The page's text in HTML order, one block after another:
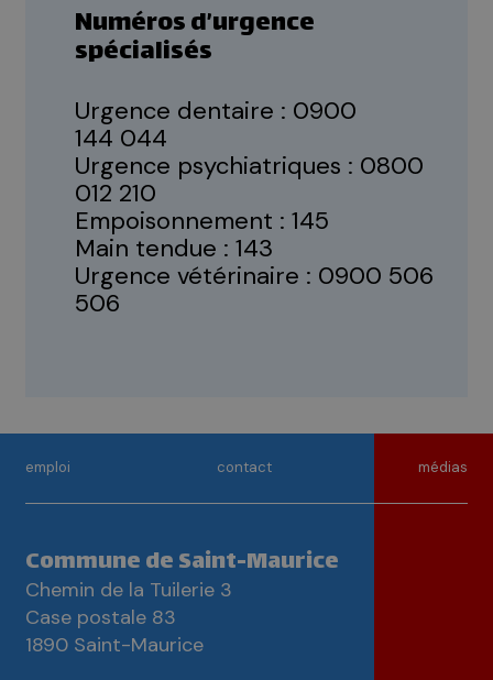
Numéros d’urgence
spécialisés
Urgence dentaire : 0900
144 044
Urgence psychiatriques : 0800
012 210
Empoisonnement :145
Main tendue :143
Urgence vétérinaire : 0900 506
506
emploi contact médias
Commune de Saint-Maurice
Chemin de la Tuilerie 3
Case postale 83
1890 Saint-Maurice